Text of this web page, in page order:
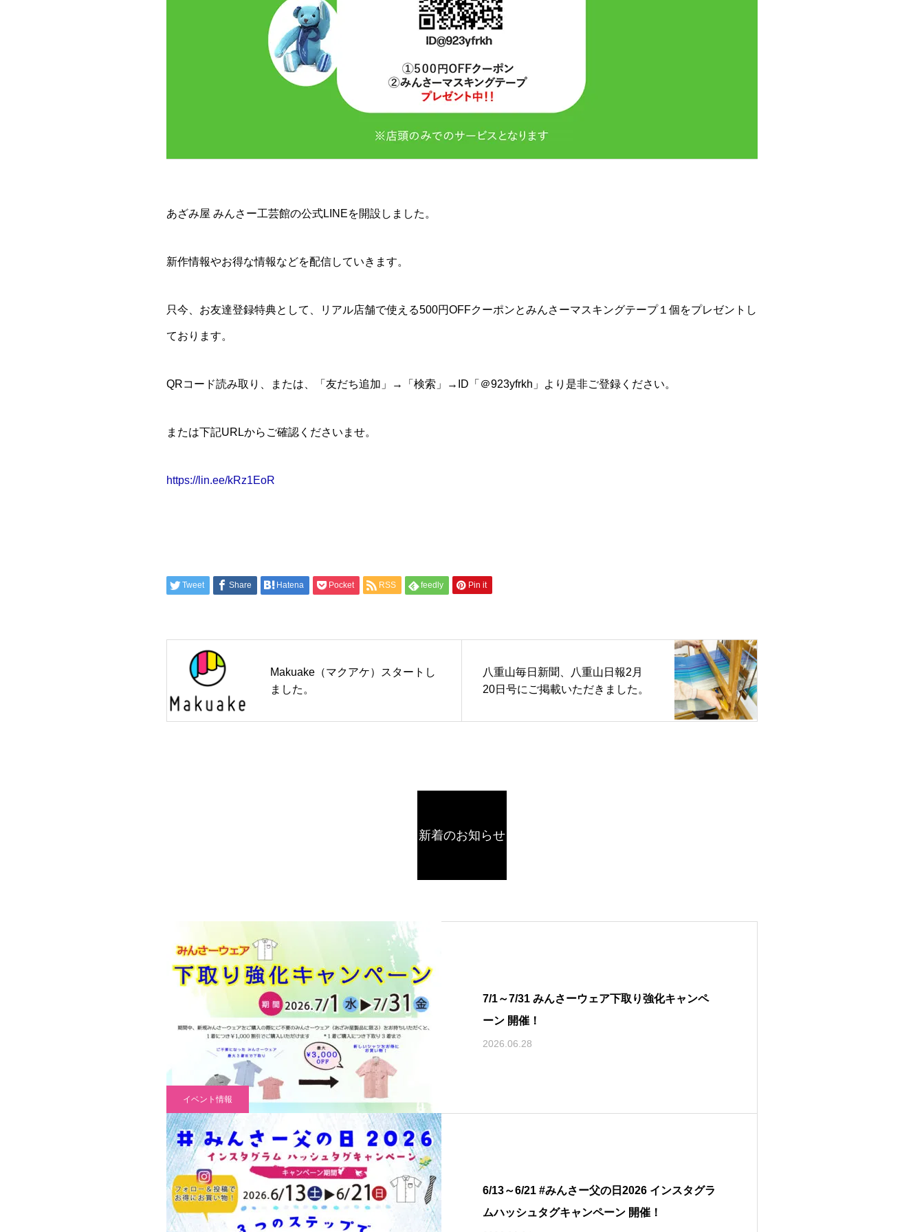
あざみ屋 みんさー工芸館の公式LINEを開設しました。
新作情報やお得な情報などを配信していきます。
只今、お友達登録特典として、リアル店舗で使える500円OFFクーポンとみんさーマスキングテープ１個をプレゼントし
ております。
QRコード読み取り、または、「友だち追加」→「検索」→ID「＠923yfrkh」より是非ご登録ください。
または下記URLからご確認くださいませ。
https://lin.ee/kRz1EoR
Tweet Share Hatena Pocket RSS feedly Pin it
Makuake（マクアケ）スタートし
ました。
八重山毎日新聞、八重山日報2月
20日号にご掲載いただきました。
新着のお知らせ
イベント情報
7/1～7/31 みんさーウェア下取り強化キャンペ
ーン 開催！
2026.06.28
6/13～6/21 #みんさー父の日2026 インスタグラ
ムハッシュタグキャンペーン 開催！